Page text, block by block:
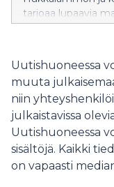
tarjoaa lupaavia
siirtymän
vuosittainen
40 prosenttia,
vähenevät noin
Uutishuoneessa
muuta
niin
julkaistavissa
Uutishuoneessa
sisältöjä. Kaikki
on vapaasti